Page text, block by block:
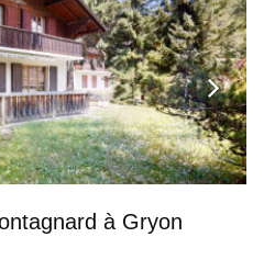
à Gryon